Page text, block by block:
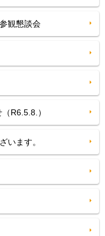
観懇談会
R6.5.8.）
います。